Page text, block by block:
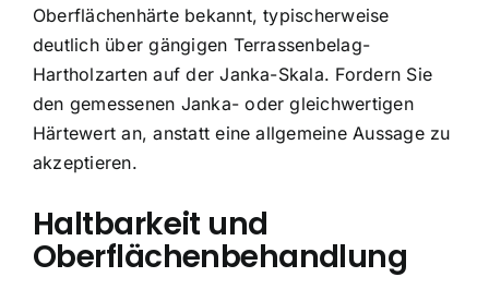
Oberflächenhärte bekannt, typischerweise
deutlich über gängigen Terrassenbelag-
Hartholzarten auf der Janka-Skala. Fordern Sie
den gemessenen Janka- oder gleichwertigen
Härtewert an, anstatt eine allgemeine Aussage zu
akzeptieren.
Haltbarkeit und
Oberflächenbehandlung